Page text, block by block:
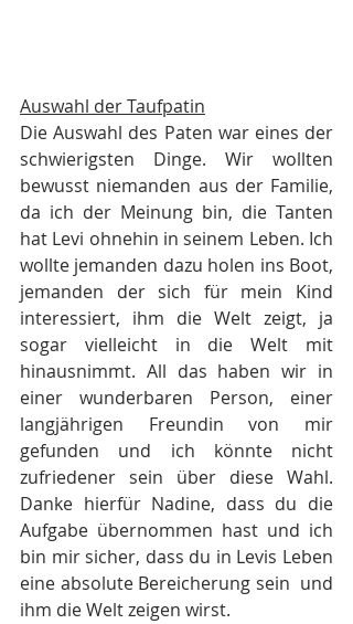
Auswahl der Taufpatin
Die Auswahl des Paten war eines der
schwierigsten Dinge. Wir wollten
bewusst niemanden aus der Familie,
da ich der Meinung bin, die Tanten
hat Levi ohnehin in seinem Leben. Ich
wollte jemanden dazu holen ins Boot,
jemanden der sich für mein Kind
interessiert, ihm die Welt zeigt, ja
sogar vielleicht in die Welt mit
hinausnimmt. All das haben wir in
einer wunderbaren Person, einer
langjährigen Freundin von mir
gefunden und ich könnte nicht
zufriedener sein über diese Wahl.
Danke hierfür Nadine, dass du die
Aufgabe übernommen hast und ich
bin mir sicher, dass du in Levis Leben
eine absolute Bereicherung sein  und
ihm die Welt zeigen wirst.